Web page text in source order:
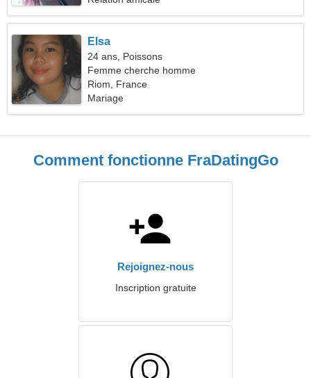
Elsa
24 ans, Poissons
Femme cherche homme
Riom, France
Mariage
Comment fonctionne FraDatingGo
Rejoignez-nous
Inscription gratuite